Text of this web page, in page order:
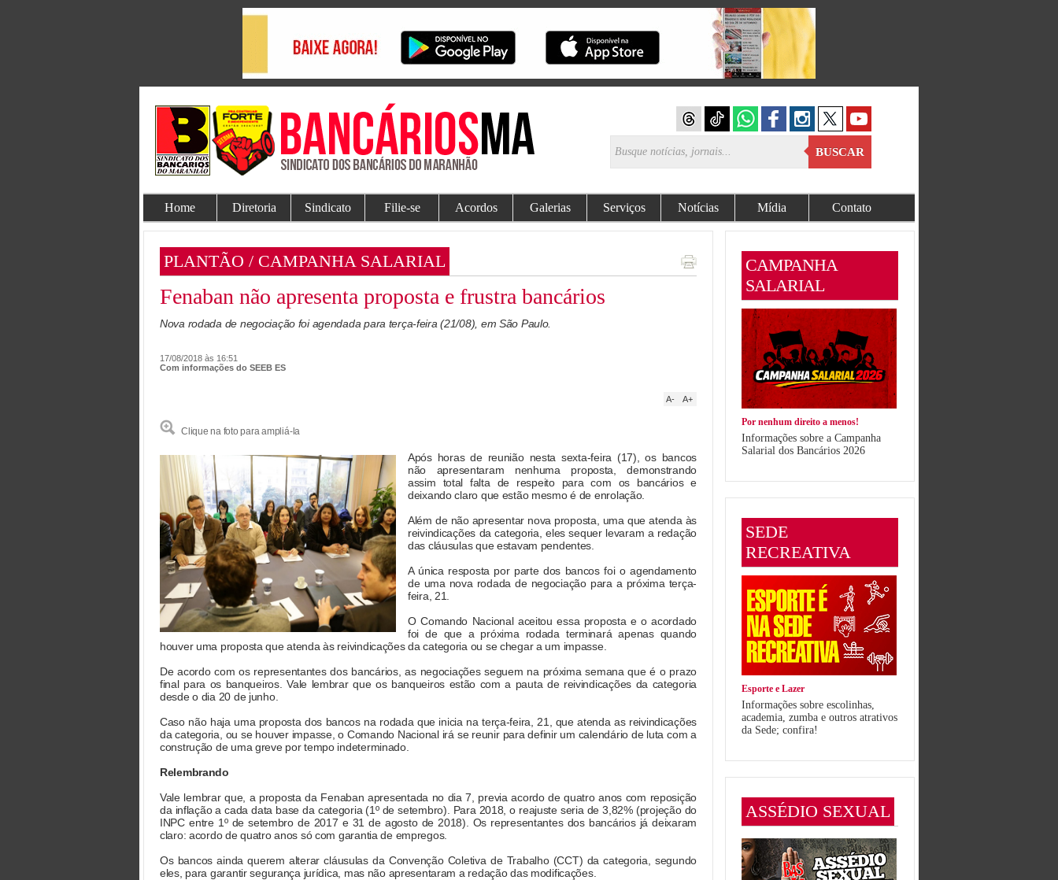
BUSCAR
Home Diretoria Sindicato Filie-se Acordos Galerias Serviços Notícias Mídia Contato
PLANTÃO / CAMPANHA SALARIAL
Fenaban não apresenta proposta e frustra bancários
Nova rodada de negociação foi agendada para terça-feira (21/08), em São Paulo.
17/08/2018 às 16:51
Com informações do SEEB ES
A+
A-
Clique na foto para ampliá-la
Após horas de reunião nesta sexta-feira (17), os bancos
não apresentaram nenhuma proposta, demonstrando
assim total falta de respeito para com os bancários e
deixando claro que estão mesmo é de enrolação.
Além de não apresentar nova proposta, uma que atenda às
reivindicações da categoria, eles sequer levaram a redação
das cláusulas que estavam pendentes.
A única resposta por parte dos bancos foi o agendamento
de uma nova rodada de negociação para a próxima terça-
feira, 21.
O Comando Nacional aceitou essa proposta e o acordado
foi de que a próxima rodada terminará apenas quando
houver uma proposta que atenda às reivindicações da categoria ou se chegar a um impasse.
De acordo com os representantes dos bancários, as negociações seguem na próxima semana que é o prazo
final para os banqueiros. Vale lembrar que os banqueiros estão com a pauta de reivindicações da categoria
desde o dia 20 de junho.
Caso não haja uma proposta dos bancos na rodada que inicia na terça-feira, 21, que atenda as reivindicações
da categoria, ou se houver impasse, o Comando Nacional irá se reunir para definir um calendário de luta com a
construção de uma greve por tempo indeterminado.
Relembrando
Vale lembrar que, a proposta da Fenaban apresentada no dia 7, previa acordo de quatro anos com reposição
da inflação a cada data base da categoria (1º de setembro). Para 2018, o reajuste seria de 3,82% (projeção do
INPC entre 1º de setembro de 2017 e 31 de agosto de 2018). Os representantes dos bancários já deixaram
claro: acordo de quatro anos só com garantia de empregos.
Os bancos ainda querem alterar cláusulas da Convenção Coletiva de Trabalho (CCT) da categoria, segundo
eles, para garantir segurança jurídica, mas não apresentaram a redação das modificações.
CAMPANHA
SALARIAL
Por nenhum direito a menos!
Informações sobre a Campanha
Salarial dos Bancários 2026
SEDE
RECREATIVA
Esporte e Lazer
Informações sobre escolinhas,
academia, zumba e outros atrativos
da Sede; confira!
ASSÉDIO SEXUAL